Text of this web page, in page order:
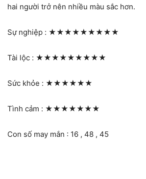
hai người trở nên nhiều màu sắc hơn.
Sự nghiệp : ★★★★★★★★★
Tài lộc : ★★★★★★★★★
Sức khỏe : ★★★★★★
Tình cảm : ★★★★★★★
Con số may mắn : 16 , 48 , 45